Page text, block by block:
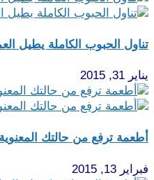
تناول الحبوب الكاملة يطيل
يناير 31, 2015
أطعمة ترفع من حالتك المعنوية
فبراير 13, 2015